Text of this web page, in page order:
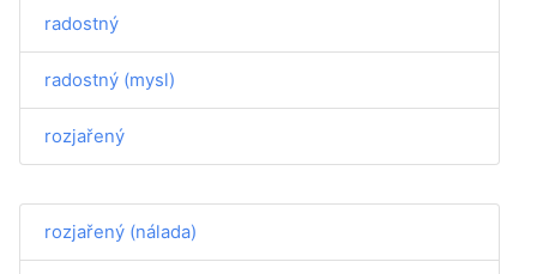
radostný
radostný (mysl)
rozjařený
rozjařený (nálada)